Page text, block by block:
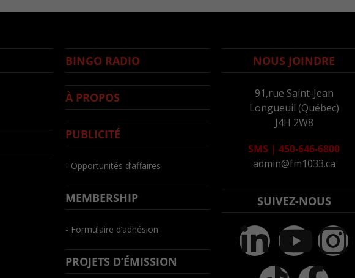
BINGO RADIO
À PROPOS
PUBLICITÉ
- Opportunités d’affaires
MEMBERSHIP
- Formulaire d’adhésion
PROJETS D’ÉMISSION
NOUS JOINDRE
91,rue Saint-Jean
Longueuil (Québec)
J4H 2W8
SMS | 450-646-6800
admin@fm1033.ca
SUIVEZ-NOUS